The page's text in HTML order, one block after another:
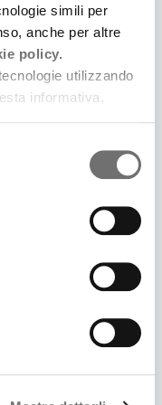
simili per
anche per altre
policy.
utilizzando
informativa,
PODCAST IN
DA FERRARA LA